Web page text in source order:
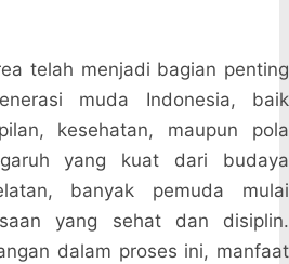
telah menjadi bagian penting
muda Indonesia, baik
kesehatan, maupun pola
yang kuat dari budaya
banyak pemuda mulai
yang sehat dan disiplin.
dalam proses ini, manfaat